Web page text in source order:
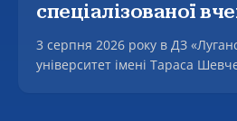
спеціалізованої
3 серпня 2026 року в ДЗ
університет імені Тараса